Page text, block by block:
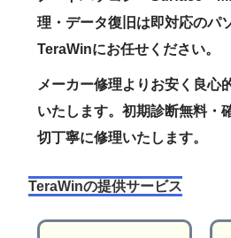
理・データ復旧は即対応のパ
TeraWinにお任せください。
メーカー修理よりお安く良心
いたします。初期診断無料・
切丁寧に修理いたします。
TeraWinの提供サービス